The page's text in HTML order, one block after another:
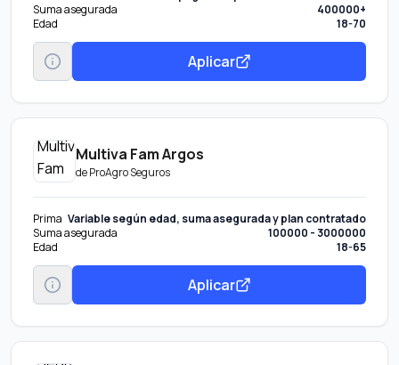
Suma asegurada
400000+
Edad
18-70
Aplicar
Multiva Fam Argos
deProAgro Seguros
Prima Variable según edad, suma asegurada y plan contratado
Suma asegurada
100000 - 3000000
Edad
18-65
Aplicar